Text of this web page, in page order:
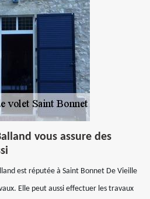
vous assure des
est réputée à Saint Bonnet De Vieille
Elle peut aussi effectuer les travaux